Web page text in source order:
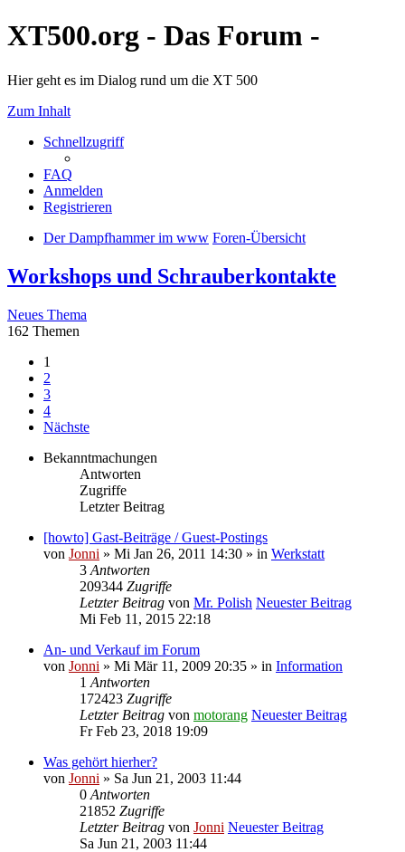
XT500.org - Das Forum -
Hier geht es im Dialog rund um die XT 500
Zum Inhalt
Schnellzugriff
FAQ
Anmelden
Registrieren
Der Dampfhammer im www Foren-Übersicht
Workshops und Schrauberkontakte
Neues Thema
162 Themen
1
2
3
4
Nächste
Bekanntmachungen
Antworten
Zugriffe
Letzter Beitrag
[howto] Gast-Beiträge / Guest-Postings
von Jonni » Mi Jan 26, 2011 14:30 » in Werkstatt
3 Antworten
209344 Zugriffe
Letzter Beitrag von Mr. Polish Neuester Beitrag
Mi Feb 11, 2015 22:18
An- und Verkauf im Forum
von Jonni » Mi Mär 11, 2009 20:35 » in Information
1 Antworten
172423 Zugriffe
Letzter Beitrag von motorang Neuester Beitrag
Fr Feb 23, 2018 19:09
Was gehört hierher?
von Jonni » Sa Jun 21, 2003 11:44
0 Antworten
21852 Zugriffe
Letzter Beitrag von Jonni Neuester Beitrag
Sa Jun 21, 2003 11:44